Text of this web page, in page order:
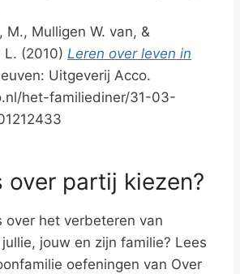
M., Mulligen W. van, &
L. (2010) Leren over leven in
Uitgeverij Acco.
het-familiediner/31-03-
over partij kiezen?
over het verbeteren van
jouw en zijn familie? Lees
oefeningen van Over